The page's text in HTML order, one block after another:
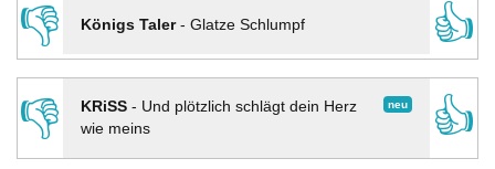
👎
Königs Taler- Glatze Schlumpf
👍
👎
neu
KRiSS- Und plötzlich schlägt dein Herz
wie meins
👍